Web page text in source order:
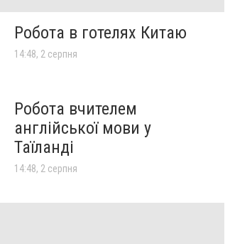
Робота в готелях Китаю
14:48, 2 серпня
Робота вчителем
англійської мови у
Таїланді
14:48, 2 серпня